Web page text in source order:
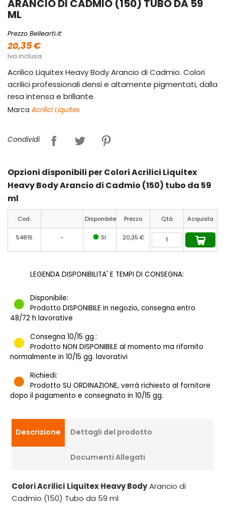
ARANCIO DI CADMIO (150) TUBO DA 59
ML
Prezzo Bellearti.it:
20,35 €
Iva inclusa
Acrilico Liquitex Heavy Body Arancio di Cadmio. Colori
acrilici professionali densi e altamente pigmentati, dalla
resa intensa e brillante.
Marca Acrilici Liquitex
Condividi
Opzioni disponibili per Colori Acrilici Liquitex
Heavy Body Arancio di Cadmio (150) tubo da 59
ml
Cod. Disponibile Prezzo Q.tà Acquista
54815 - SI 20,35 €
LEGENDA DISPONIBILITA' E TEMPI DI CONSEGNA:
Disponibile:
Prodotto DISPONIBILE in negozio, consegna entro
48/72 h lavorative
Consegna 10/15 gg.:
Prodotto NON DISPONIBILE al momento ma rifornito
normalmente in 10/15 gg. lavorativi
Richiedi:
Prodotto SU ORDINAZIONE, verrà richiesto al fornitore
dopo il pagamento e consegnato in 10/15 gg.
Descrizione Dettagli del prodotto
Documenti Allegati
Colori Acrilici Liquitex Heavy BodyArancio di
Cadmio (150) Tubo da 59 ml